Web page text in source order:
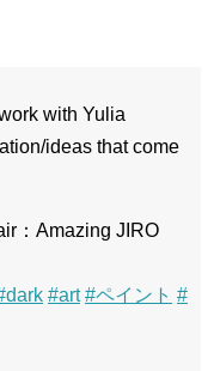
with Yulia
ideas that come
：Amazing JIRO
#art #ペイント #